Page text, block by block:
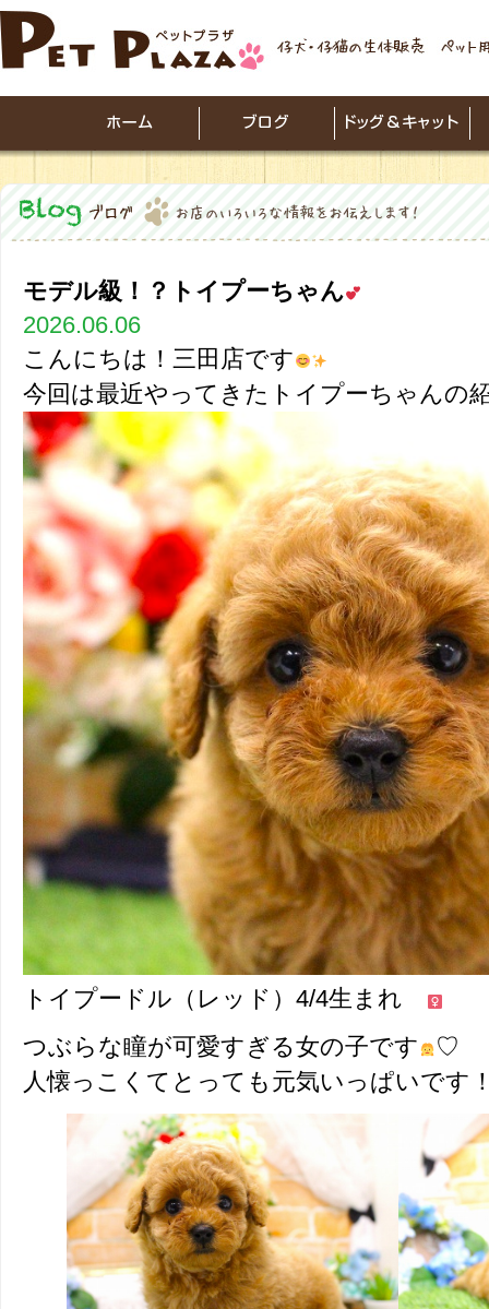
モデル級！？トイプーちゃん
2026.06.06
こんにちは！三田店です
今回は最近やってきたトイプーちゃんの
トイプードル（レッド）4/4生まれ
つぶらな瞳が可愛すぎる女の子です
♡
人懐っこくてとっても元気いっぱいです